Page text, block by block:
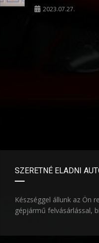
2023.07.27.
SZERETNÉ ELADNI
Készséggel állunk az Ön
gépjármű felvásárlással,